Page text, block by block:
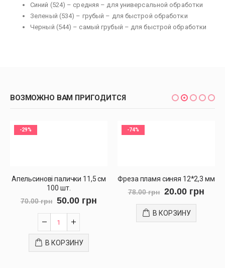
Синий (524) – средняя – для универсальной обработки
Зеленый (534) – грубый – для быстрой обработки
Черный (544) – самый грубый – для быстрой обработки
ВОЗМОЖНО ВАМ ПРИГОДИТСЯ
-29%
Апельсинові палички 11,5 см
100 шт.
70.00грн 50.00 грн
В КОРЗИНУ
-74%
Фреза пламя синяя 12*2,3 мм
78.00грн 20.00 грн
В КОРЗИНУ